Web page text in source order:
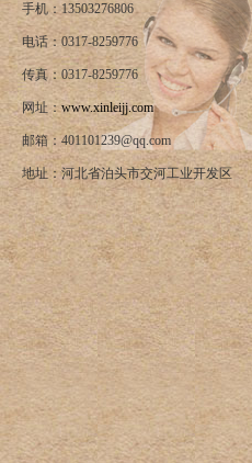
手机：13503276806
电话：0317-8259776
传真：0317-8259776
网址：www.xinleijj.com
邮箱：401101239@qq.com
地址：河北省泊头市交河工业开发区